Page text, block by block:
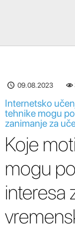
09.08.2023
Internetsko
tehnike mogu
zanimanje za
Koje
mogu
interesa